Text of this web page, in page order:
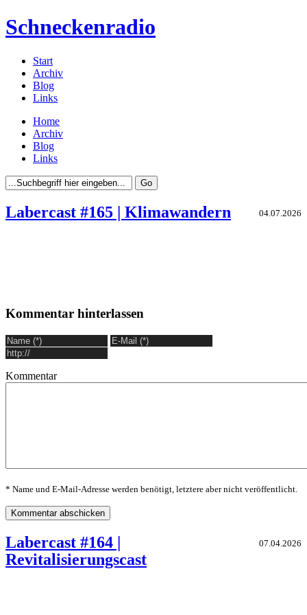
Schneckenradio
Start
Archiv
Blog
Links
Home
Archiv
Blog
Links
04.07.2026
Labercast #165 | Klimawandern
Kommentar hinterlassen
Kommentar
* Name und E-Mail-Adresse werden benötigt, letztere aber nicht veröffentlicht.
07.04.2026
Labercast #164 |
Revitalisierungscast